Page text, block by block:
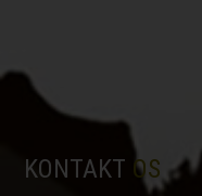
KONTAKT OS